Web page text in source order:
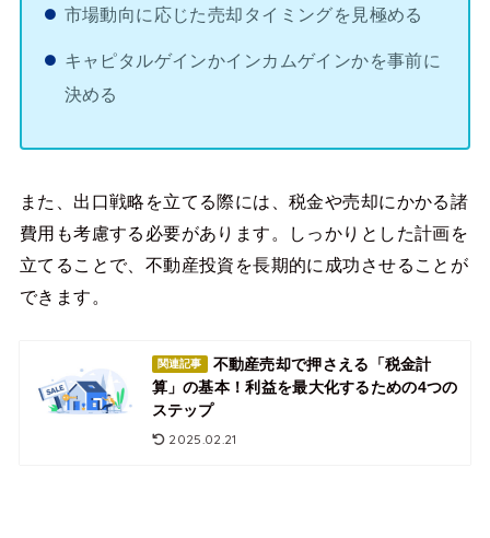
市場動向に応じた売却タイミングを見極める
キャピタルゲインかインカムゲインかを事前に
決める
また、出口戦略を立てる際には、税金や売却にかかる諸
費用も考慮する必要があります。しっかりとした計画を
立てることで、不動産投資を長期的に成功させることが
できます。
関連記事
不動産売却で押さえる「税金計
算」の基本！利益を最大化するための4つの
ステップ
2025.02.21